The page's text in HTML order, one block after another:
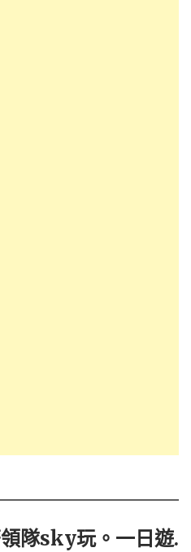
隊sky玩。一日遊.